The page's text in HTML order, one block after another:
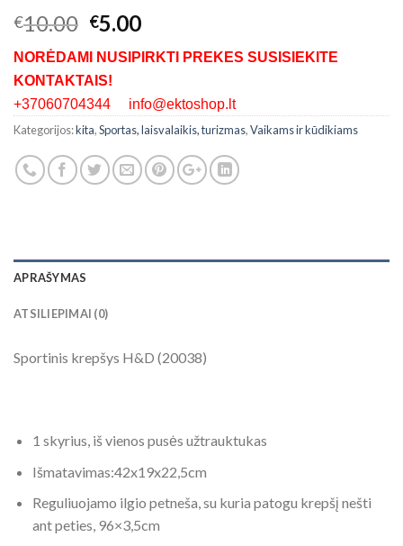
€10.00 €5.00
NORĖDAMI NUSIPIRKTI PREKES SUSISIEKITE
KONTAKTAIS!
+37060704344 info@ektoshop.lt
Kategorijos:kita,Sportas, laisvalaikis, turizmas,Vaikams ir kūdikiams
APRAŠYMAS
ATSILIEPIMAI (0)
Sportinis krepšys H&D (20038)
1 skyrius, iš vienos pusės užtrauktukas
Išmatavimas:42x19x22,5cm
Reguliuojamo ilgio petneša, su kuria patogu krepšį nešti
ant peties, 96×3,5cm